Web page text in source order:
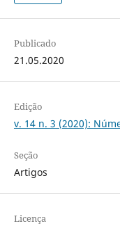
Publicado
21.05.2020
Edição
v. 14 n. 3 (2020):
Seção
Artigos
Licença